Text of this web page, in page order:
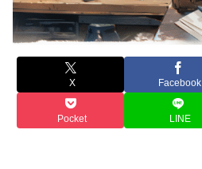
X Facebook
Pocket LINE